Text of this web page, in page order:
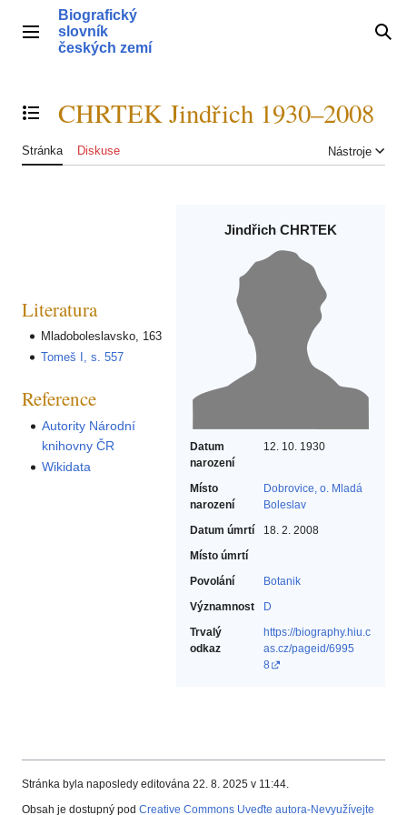
obsahHlavní menu
Biografický
slovník
českých zemí
Přepnout obsah
CHRTEK Jindřich 1930–2008
Stránka Diskuse Nástroje
Jindřich CHRTEK
Datum
narození
12. 10. 1930
Místo
narození
Dobrovice, o. Mladá
Boleslav
Datum úmrtí
18. 2. 2008
Místo úmrtí
Povolání
Botanik‎
Významnost
D
Trvalý
odkaz
https://biography.hiu.c
as.cz/pageid/6995
8
Literatura
Mladoboleslavsko, 163
Tomeš I, s. 557
Reference
Autority Národní
knihovny ČR
Wikidata
Stránka byla naposledy editována 22. 8. 2025 v 11:44.
Obsah je dostupný pod Creative Commons Uveďte autora-Nevyužívejte